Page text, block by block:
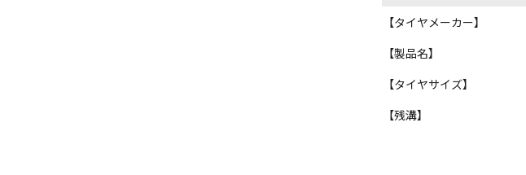
【タイヤメーカー】
【製品名】
【タイヤサイズ】
【残溝】